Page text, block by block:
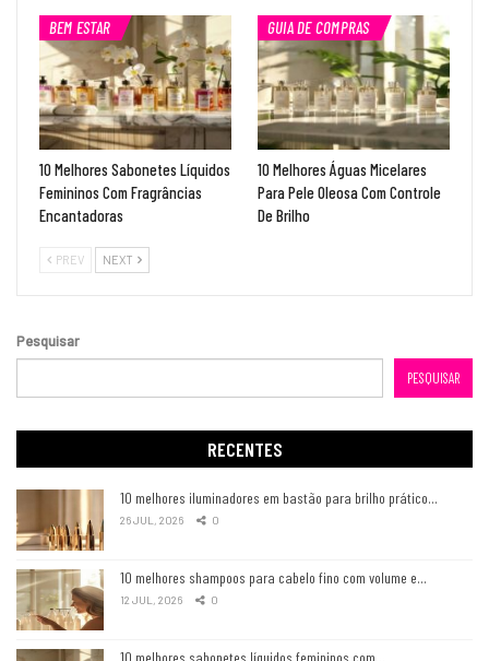
BEM ESTAR
10 Melhores Sabonetes Líquidos
Femininos Com Fragrâncias
Encantadoras
GUIA DE COMPRAS
10 Melhores Águas Micelares
Para Pele Oleosa Com Controle
De Brilho
PREV NEXT
Pesquisar
PESQUISAR
RECENTES
10 melhores iluminadores em bastão para brilho prático…
26 JUL, 2026 0
10 melhores shampoos para cabelo fino com volume e…
12 JUL, 2026 0
10 melhores sabonetes líquidos femininos com…